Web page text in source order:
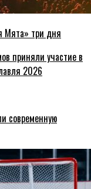
Мята» три дня
приняли участие в
2026
современную